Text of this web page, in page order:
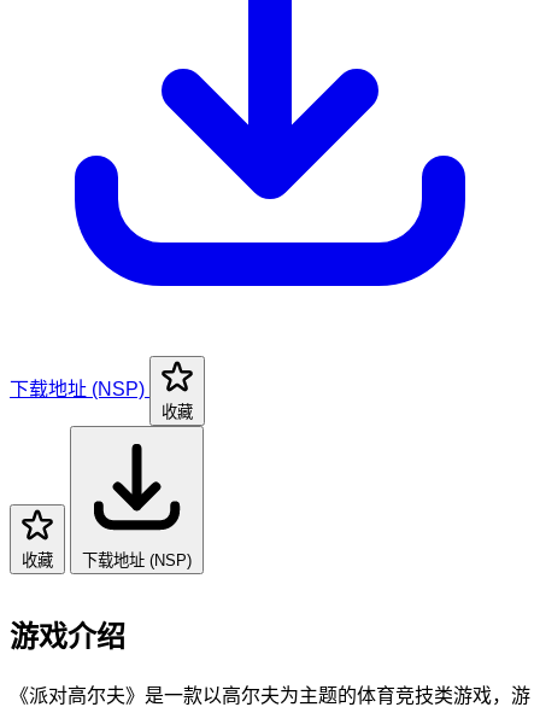
下载地址 (NSP)
收藏
收藏 下载地址 (NSP)
游戏介绍
《派对高尔夫》是一款以高尔夫为主题的体育竞技类游戏，游